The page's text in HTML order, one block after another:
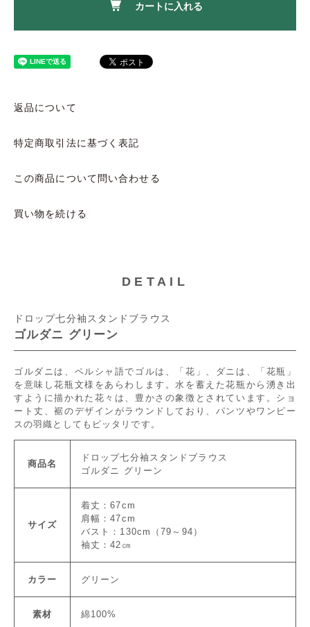
カートに入れる
返品について
特定商取引法に基づく表記
この商品について問い合わせる
買い物を続ける
DETAIL
ドロップ七分袖スタンドブラウス
ゴルダニ グリーン
ゴルダニは、ペルシャ語でゴルは、「花」、ダニは、「花瓶」
を意味し花瓶文様をあらわします。水を蓄えた花瓶から湧き出
すように描かれた花々は、豊かさの象徴とされています。ショ
ート丈、裾のデザインがラウンドしており、パンツやワンピー
スの羽織としてもピッタリです。
商品名
ドロップ七分袖スタンドブラウス
ゴルダニ グリーン
サイズ
着丈：67cm
肩幅：47cm
バスト：130cm（79～94）
袖丈：42㎝
カラー グリーン
素材 綿100%